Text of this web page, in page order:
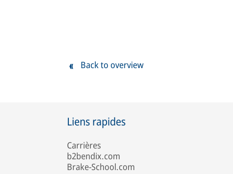
Back to overview
Liens rapides
Carrières
b2bendix.com
Brake-School.com